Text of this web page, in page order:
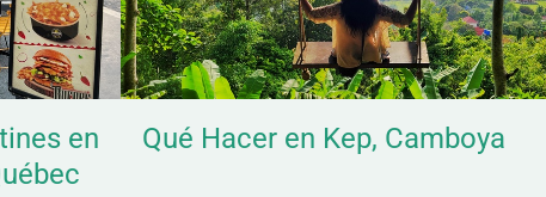
en
Qué Hacer en Kep, Camboya